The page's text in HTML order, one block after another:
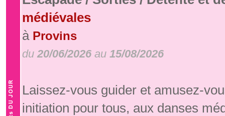
médiévales
à Provins
du 20/06/2026 au 15/08/2026
Laissez-vous guider et amusez-
initiation pour tous, aux danses